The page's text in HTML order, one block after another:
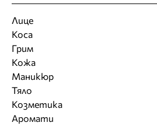
Лице
Коса
Грим
Кожа
Маникюр
Тяло
Козметика
Аромати